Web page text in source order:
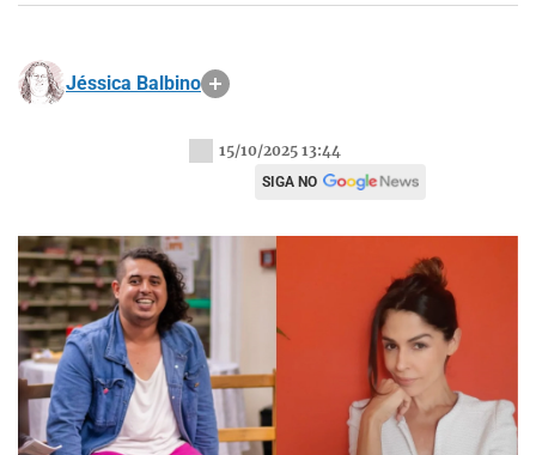
Jéssica Balbino
15/10/2025 13:44
SIGA NO